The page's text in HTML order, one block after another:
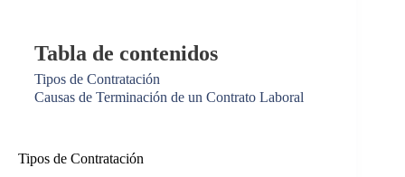
Tabla de contenidos
Tipos de Contratación
Causas de Terminación de un Contrato Laboral
Tipos de Contratación